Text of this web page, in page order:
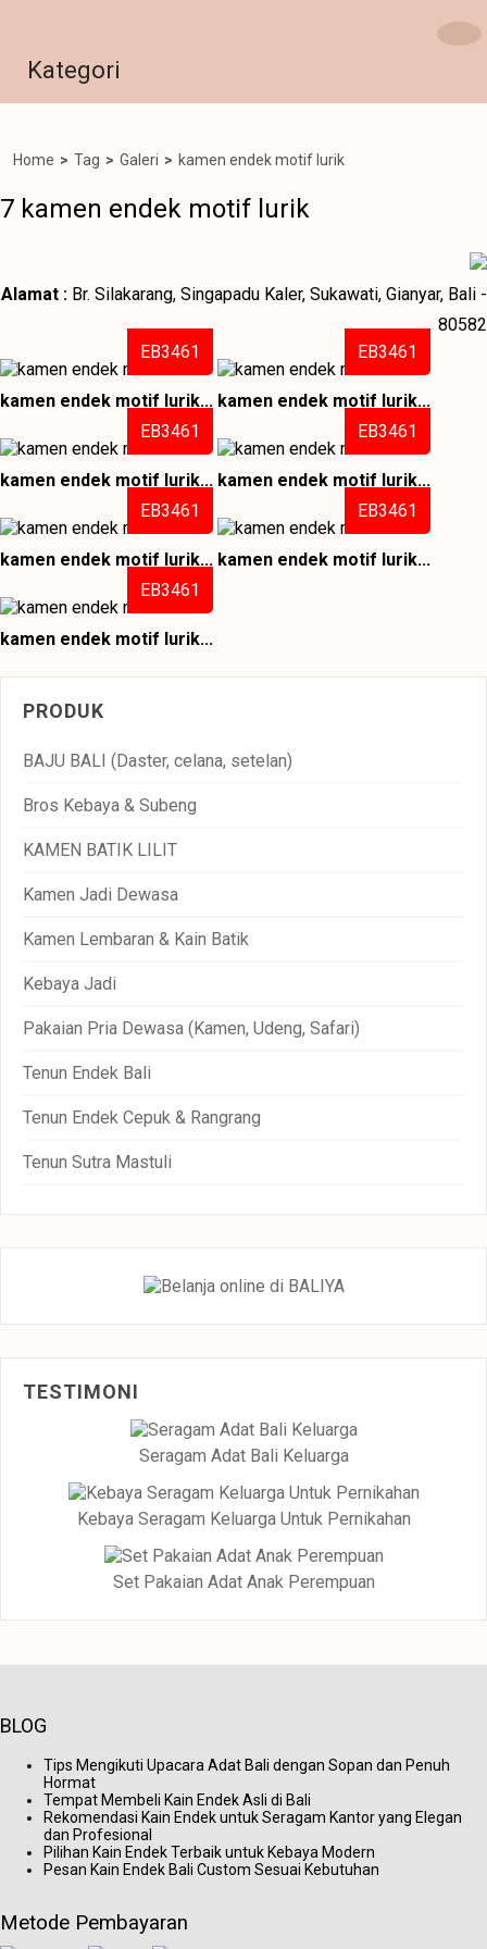
Kategori
Home > Tag > Galeri > kamen endek motif lurik
7 kamen endek motif lurik
Alamat : Br. Silakarang, Singapadu Kaler, Sukawati, Gianyar, Bali -
80582
EB3461
kamen endek motif lurik...
EB3461
kamen endek motif lurik...
EB3461
kamen endek motif lurik...
EB3461
kamen endek motif lurik...
EB3461
kamen endek motif lurik...
EB3461
kamen endek motif lurik...
EB3461
kamen endek motif lurik...
PRODUK
BAJU BALI (Daster, celana, setelan)
Bros Kebaya & Subeng
KAMEN BATIK LILIT
Kamen Jadi Dewasa
Kamen Lembaran & Kain Batik
Kebaya Jadi
Pakaian Pria Dewasa (Kamen, Udeng, Safari)
Tenun Endek Bali
Tenun Endek Cepuk & Rangrang
Tenun Sutra Mastuli
TESTIMONI
Seragam Adat Bali Keluarga
Kebaya Seragam Keluarga Untuk Pernikahan
Set Pakaian Adat Anak Perempuan
BLOG
Tips Mengikuti Upacara Adat Bali dengan Sopan dan Penuh
Hormat
Tempat Membeli Kain Endek Asli di Bali
Rekomendasi Kain Endek untuk Seragam Kantor yang Elegan
dan Profesional
Pilihan Kain Endek Terbaik untuk Kebaya Modern
Pesan Kain Endek Bali Custom Sesuai Kebutuhan
Metode Pembayaran